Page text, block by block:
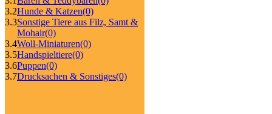
3.2Hunde & Katzen(0)
3.3Sonstige Tiere aus Filz, Samt &
Mohair(0)
3.4Woll-Miniaturen(0)
3.5Handspieltiere(0)
3.6Puppen(0)
3.7Drucksachen & Sonstiges(0)